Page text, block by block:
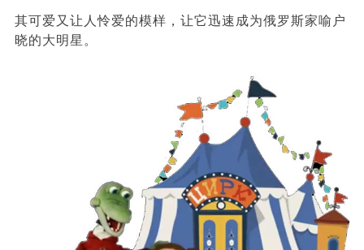
其可爱又让人怜爱的模样，让它迅速成为俄罗斯家喻户
晓的大明星。